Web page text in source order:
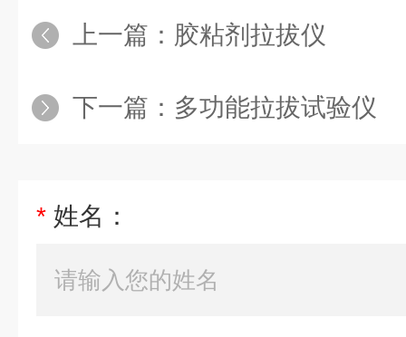
上一篇： 胶粘剂拉拔仪
下一篇： 多功能拉拔试验仪
* 姓名：